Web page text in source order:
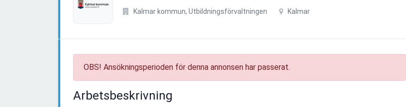
Kalmar kommun, Utbildningsförvaltningen Kalmar
OBS! Ansökningsperioden för denna annonsen har passerat.
Arbetsbeskrivning